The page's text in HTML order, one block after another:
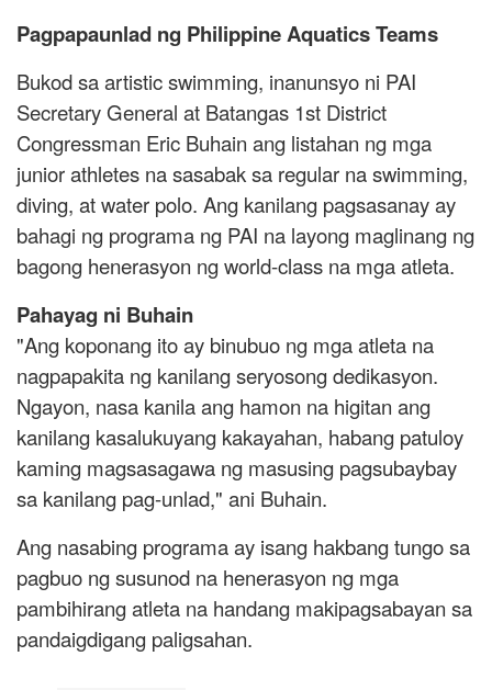
Pagpapaunlad ng Philippine Aquatics Teams
Bukod sa artistic swimming, inanunsyo ni PAI
Secretary General at Batangas 1st District
Congressman Eric Buhain ang listahan ng mga
junior athletes na sasabak sa regular na swimming,
diving, at water polo. Ang kanilang pagsasanay ay
bahagi ng programa ng PAI na layong maglinang ng
bagong henerasyon ng world-class na mga atleta.
Pahayag ni Buhain
"Ang koponang ito ay binubuo ng mga atleta na
nagpapakita ng kanilang seryosong dedikasyon.
Ngayon, nasa kanila ang hamon na higitan ang
kanilang kasalukuyang kakayahan, habang patuloy
kaming magsasagawa ng masusing pagsubaybay
sa kanilang pag-unlad," ani Buhain.
Ang nasabing programa ay isang hakbang tungo sa
pagbuo ng susunod na henerasyon ng mga
pambihirang atleta na handang makipagsabayan sa
pandaigdigang paligsahan.